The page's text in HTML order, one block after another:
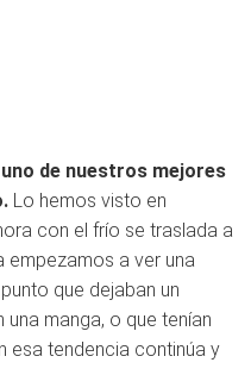
de nuestros mejores
Lo hemos visto en
con el frío se traslada a
empezamos a ver una
que dejaban un
manga, o que tenían
esa tendencia continúa y